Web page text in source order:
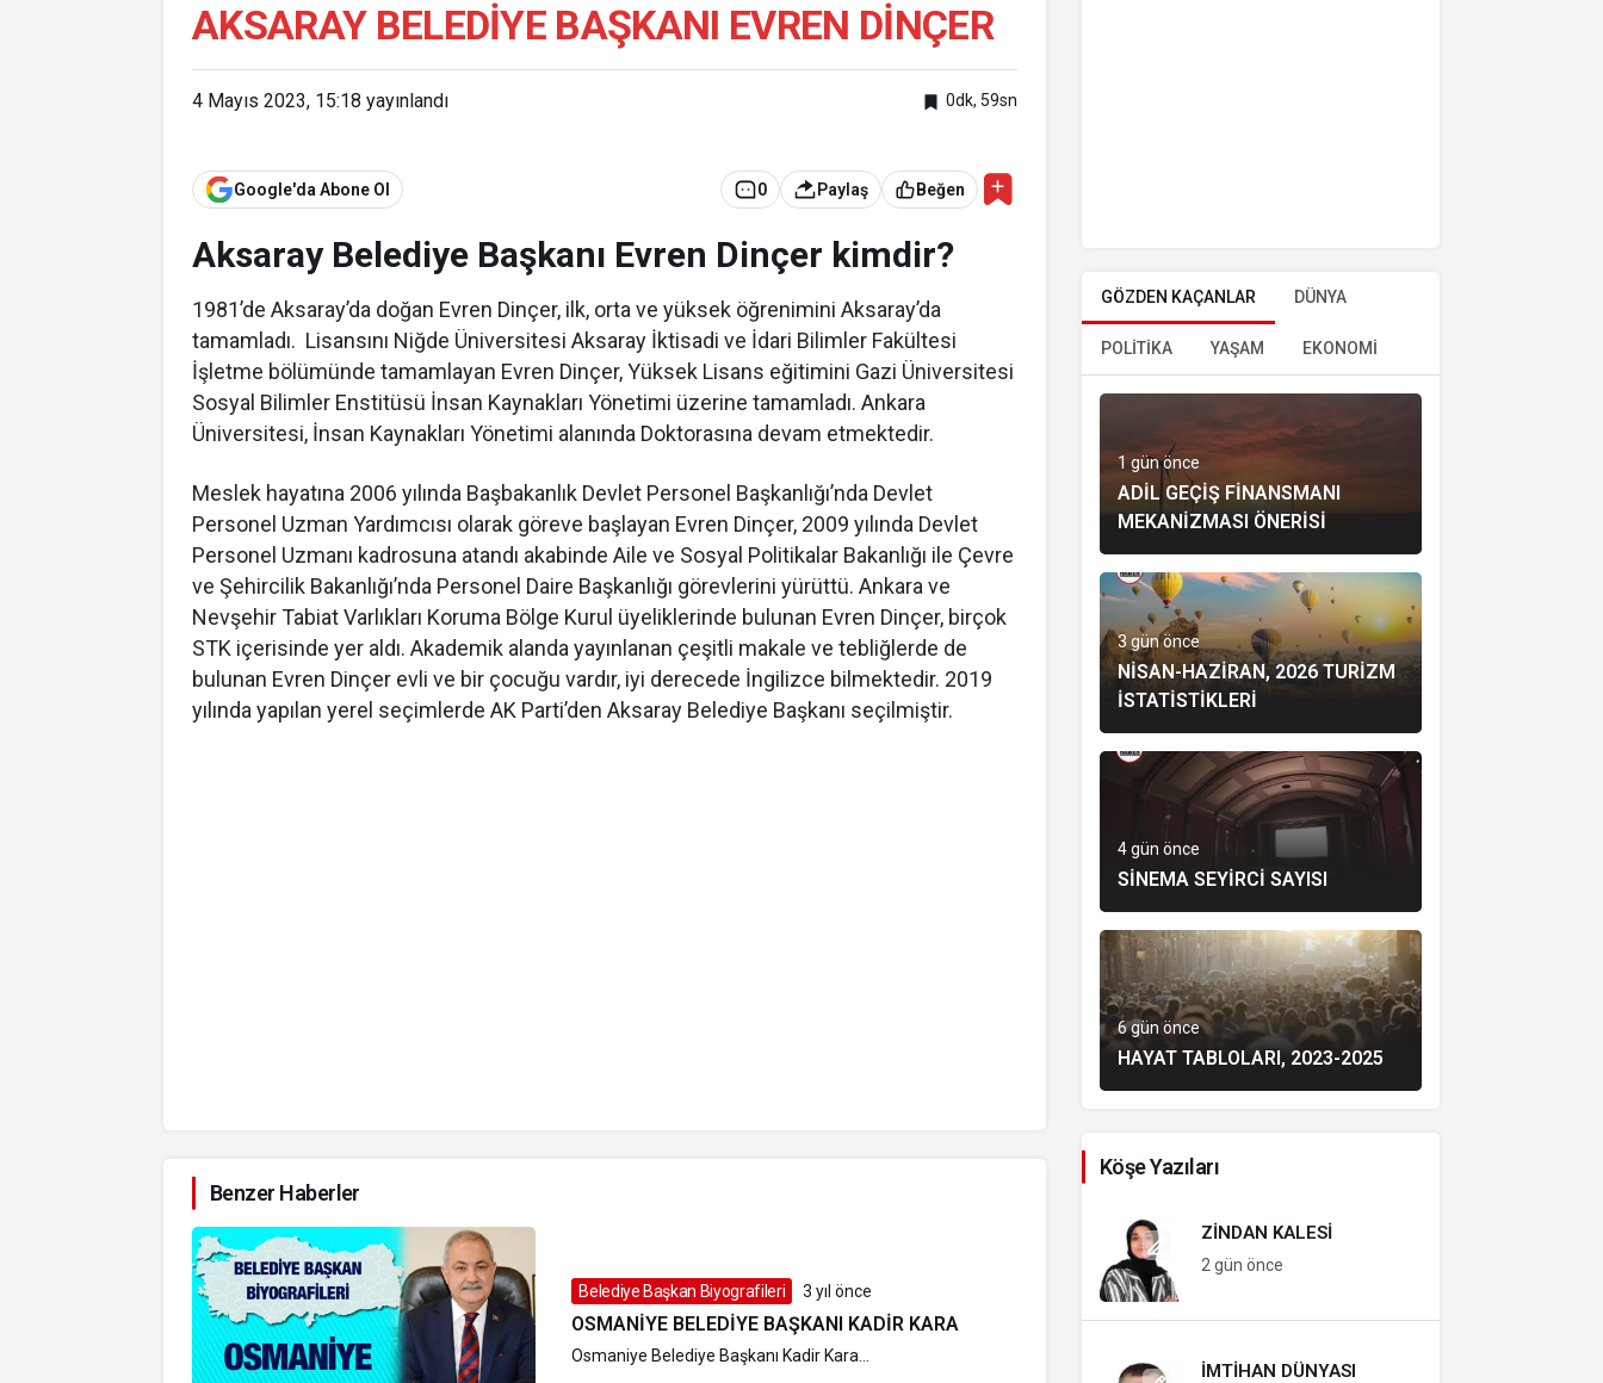
AKSARAY BELEDIYE BAŞKANI EVREN DINÇER
4 Mayıs 2023, 15:18 yayınlandı 0dk, 59sn
Google'da Abone Ol 0 Paylaş Beğen
Aksaray Belediye Başkanı Evren Dinçer kimdir?
1981’de Aksaray’da doğan Evren Dinçer, ilk, orta ve yüksek öğrenimini Aksaray’da
tamamladı. Lisansını Niğde Üniversitesi Aksaray İktisadi ve İdari Bilimler Fakültesi
İşletme bölümünde tamamlayan Evren Dinçer, Yüksek Lisans eğitimini Gazi Üniversitesi
Sosyal Bilimler Enstitüsü İnsan Kaynakları Yönetimi üzerine tamamladı. Ankara
Üniversitesi, İnsan Kaynakları Yönetimi alanında Doktorasına devam etmektedir.
Meslek hayatına 2006 yılında Başbakanlık Devlet Personel Başkanlığı’nda Devlet
Personel Uzman Yardımcısı olarak göreve başlayan Evren Dinçer, 2009 yılında Devlet
Personel Uzmanı kadrosuna atandı akabinde Aile ve Sosyal Politikalar Bakanlığı ile Çevre
ve Şehircilik Bakanlığı’nda Personel Daire Başkanlığı görevlerini yürüttü. Ankara ve
Nevşehir Tabiat Varlıkları Koruma Bölge Kurul üyeliklerinde bulunan Evren Dinçer, birçok
STK içerisinde yer aldı. Akademik alanda yayınlanan çeşitli makale ve tebliğlerde de
bulunan Evren Dinçer evli ve bir çocuğu vardır, iyi derecede İngilizce bilmektedir. 2019
yılında yapılan yerel seçimlerde AK Parti’den Aksaray Belediye Başkanı seçilmiştir.
Benzer Haberler
Belediye Başkan Biyografileri 3 yıl önce
OSMANIYE BELEDIYE BAŞKANI KADIR KARA
Osmaniye Belediye Başkanı Kadir Kara...
GÖZDEN KAÇANLAR DÜNYA
POLİTİKA YAŞAM EKONOMİ
1 gün önce
ADIL GEÇIŞ FINANSMANI
MEKANIZMASI ÖNERISI
3 gün önce
NISAN-HAZIRAN, 2026 TURIZM
İSTATISTIKLERI
4 gün önce
SINEMA SEYIRCI SAYISI
6 gün önce
HAYAT TABLOLARI, 2023-2025
Köşe Yazıları
ZINDAN KALESI
2 gün önce
İMTIHAN DÜNYASI